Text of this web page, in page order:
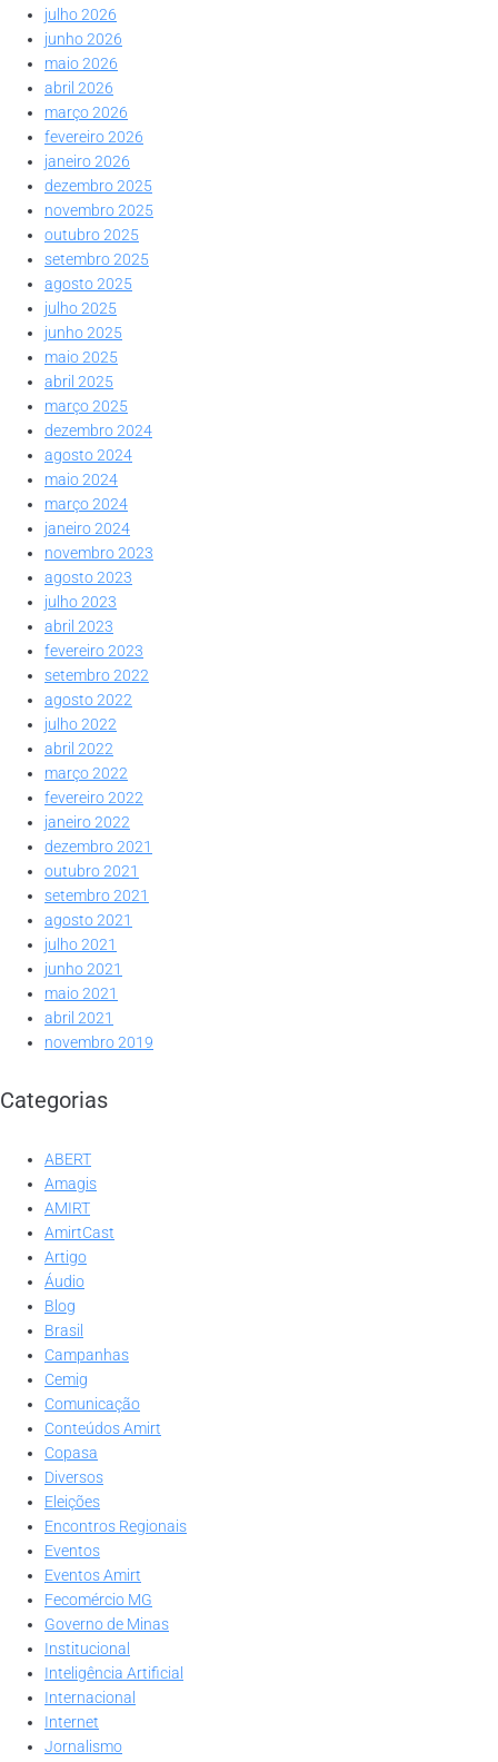
julho 2026
junho 2026
maio 2026
abril 2026
março 2026
fevereiro 2026
janeiro 2026
dezembro 2025
novembro 2025
outubro 2025
setembro 2025
agosto 2025
julho 2025
junho 2025
maio 2025
abril 2025
março 2025
dezembro 2024
agosto 2024
maio 2024
março 2024
janeiro 2024
novembro 2023
agosto 2023
julho 2023
abril 2023
fevereiro 2023
setembro 2022
agosto 2022
julho 2022
abril 2022
março 2022
fevereiro 2022
janeiro 2022
dezembro 2021
outubro 2021
setembro 2021
agosto 2021
julho 2021
junho 2021
maio 2021
abril 2021
novembro 2019
Categorias
ABERT
Amagis
AMIRT
AmirtCast
Artigo
Áudio
Blog
Brasil
Campanhas
Cemig
Comunicação
Conteúdos Amirt
Copasa
Diversos
Eleições
Encontros Regionais
Eventos
Eventos Amirt
Fecomércio MG
Governo de Minas
Institucional
Inteligência Artificial
Internacional
Internet
Jornalismo